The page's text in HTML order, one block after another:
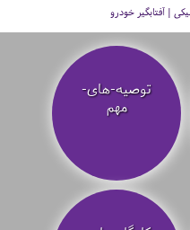
| آفتابگیر خودرو
توصیه‌-های-
مهم